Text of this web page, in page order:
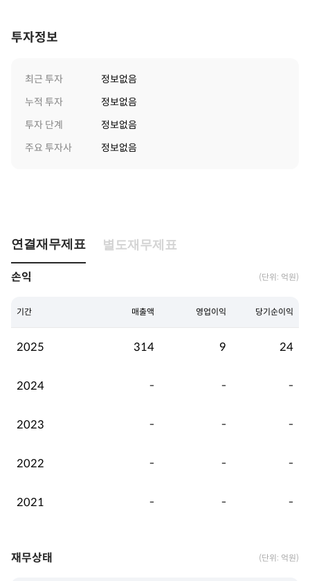
투자정보
최근 투자
정보없음
누적 투자
정보없음
투자 단계
정보없음
주요 투자사
정보없음
연결재무제표 별도재무제표
손익 (단위: 억원)
기간 매출액 영업이익 당기순이익
2025 314 9 24
2024 - - -
2023 - - -
2022 - - -
2021 - - -
재무상태 (단위: 억원)